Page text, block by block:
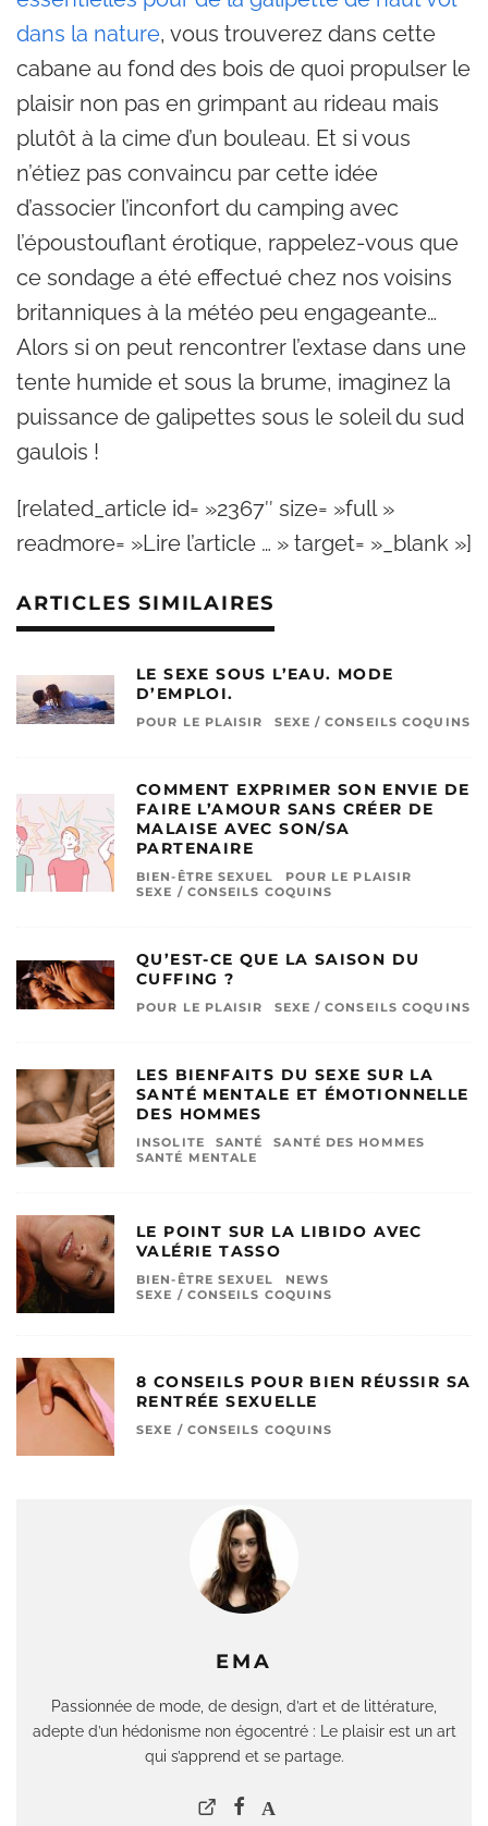
dans la nature, vous trouverez dans cette
cabane au fond des bois de quoi propulser le
plaisir non pas en grimpant au rideau mais
plutôt à la cime d’un bouleau. Et si vous
n’étiez pas convaincu par cette idée
d’associer l’inconfort du camping avec
l’époustouflant érotique, rappelez-vous que
ce sondage a été effectué chez nos voisins
britanniques à la météo peu engageante…
Alors si on peut rencontrer l’extase dans une
tente humide et sous la brume, imaginez la
puissance de galipettes sous le soleil du sud
gaulois !
[related_article id= »2367″ size= »full »
readmore= »Lire l’article … » target= »_blank »]
EMA
Passionnée de mode, de design, d’art et de littérature,
adepte d’un hédonisme non égocentré : Le plaisir est un art
qui s’apprend et se partage.
ARTICLES SIMILAIRES
LE SEXE SOUS L’EAU. MODE
D’EMPLOI.
POUR LE PLAISIR SEXE / CONSEILS COQUINS
COMMENT EXPRIMER SON ENVIE DE
FAIRE L’AMOUR SANS CRÉER DE
MALAISE AVEC SON/SA
PARTENAIRE
BIEN-ÊTRE SEXUEL
POUR LE PLAISIR
SEXE / CONSEILS COQUINS
QU’EST-CE QUE LA SAISON DU
CUFFING ?
POUR LE PLAISIR SEXE / CONSEILS COQUINS
LES BIENFAITS DU SEXE SUR LA
SANTÉ MENTALE ET ÉMOTIONNELLE
DES HOMMES
INSOLITE SANTÉ
SANTÉ DES HOMMES
SANTÉ MENTALE
LE POINT SUR LA LIBIDO AVEC
VALÉRIE TASSO
BIEN-ÊTRE SEXUEL
NEWS
SEXE / CONSEILS COQUINS
8 CONSEILS POUR BIEN RÉUSSIR SA
RENTRÉE SEXUELLE
SEXE / CONSEILS COQUINS